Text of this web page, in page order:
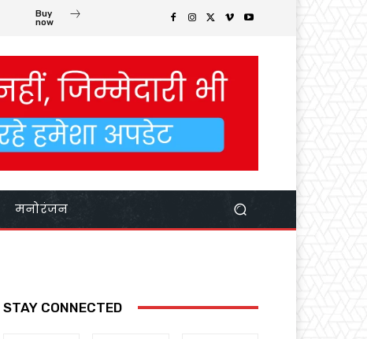
Buy
now
मनोरंजन
STAY CONNECTED